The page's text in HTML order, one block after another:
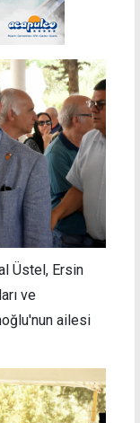
Üstel, Ersin
ve
ailesi